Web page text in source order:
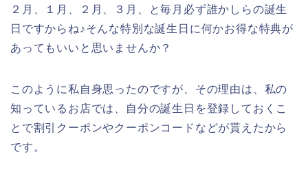
２月、１月、２月、３月、と毎月必ず誰かしらの誕生
日ですからね♪そんな特別な誕生日に何かお得な特典が
あってもいいと思いませんか？
このように私自身思ったのですが、その理由は、私の
知っているお店では、自分の誕生日を登録しておくこ
とで割引クーポンやクーポンコードなどが貰えたから
です。